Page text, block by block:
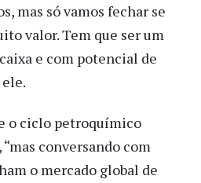
mas só vamos fechar se
valor. Tem que ser um
e com potencial de
o ciclo petroquímico
conversando com
o mercado global de